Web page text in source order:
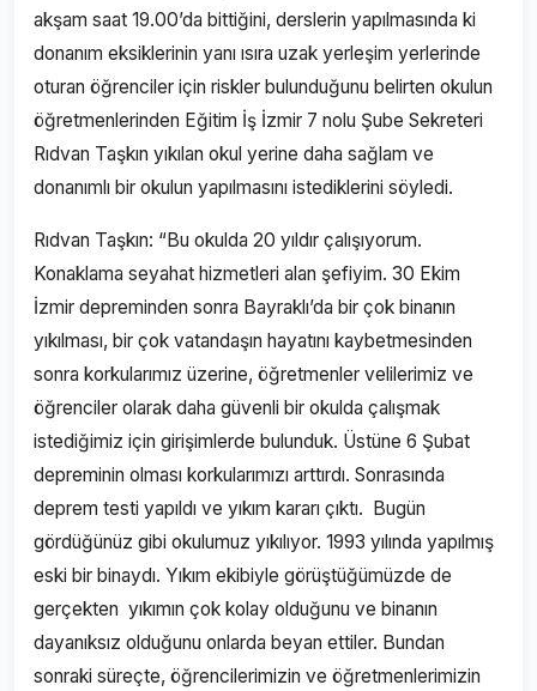
akşam saat 19.00’da bittiğini, derslerin yapılmasında ki
donanım eksiklerinin yanı ısıra uzak yerleşim yerlerinde
oturan öğrenciler için riskler bulunduğunu belirten okulun
öğretmenlerinden Eğitim İş İzmir 7 nolu Şube Sekreteri
Rıdvan Taşkın yıkılan okul yerine daha sağlam ve
donanımlı bir okulun yapılmasını istediklerini söyledi.
Rıdvan Taşkın: “Bu okulda 20 yıldır çalışıyorum.
Konaklama seyahat hizmetleri alan şefiyim. 30 Ekim
İzmir depreminden sonra Bayraklı’da bir çok binanın
yıkılması, bir çok vatandaşın hayatını kaybetmesinden
sonra korkularımız üzerine, öğretmenler velilerimiz ve
öğrenciler olarak daha güvenli bir okulda çalışmak
istediğimiz için girişimlerde bulunduk. Üstüne 6 Şubat
depreminin olması korkularımızı arttırdı. Sonrasında
deprem testi yapıldı ve yıkım kararı çıktı. Bugün
gördüğünüz gibi okulumuz yıkılıyor. 1993 yılında yapılmış
eski bir binaydı. Yıkım ekibiyle görüştüğümüzde de
gerçekten yıkımın çok kolay olduğunu ve binanın
dayanıksız olduğunu onlarda beyan ettiler. Bundan
sonraki süreçte, öğrencilerimizin ve öğretmenlerimizin